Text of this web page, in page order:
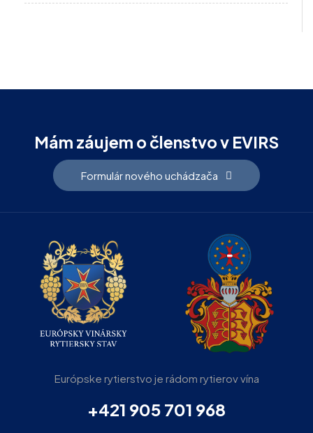
Mám záujem o členstvo v EVIRS
Formulár nového uchádzača
Európske rytierstvo je rádom rytierov vína
+421 905 701 968